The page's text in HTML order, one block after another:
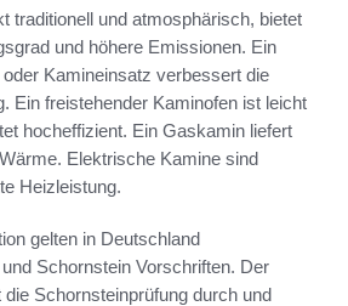
traditionell und atmosphärisch, bietet
und höhere Emissionen. Ein
Kamineinsatz verbessert die
Ein freistehender Kaminofen ist leicht
hocheffizient. Ein Gaskamin liefert
Elektrische Kamine sind
Heizleistung.
gelten in Deutschland
Schornstein Vorschriften. Der
Schornsteinprüfung durch und